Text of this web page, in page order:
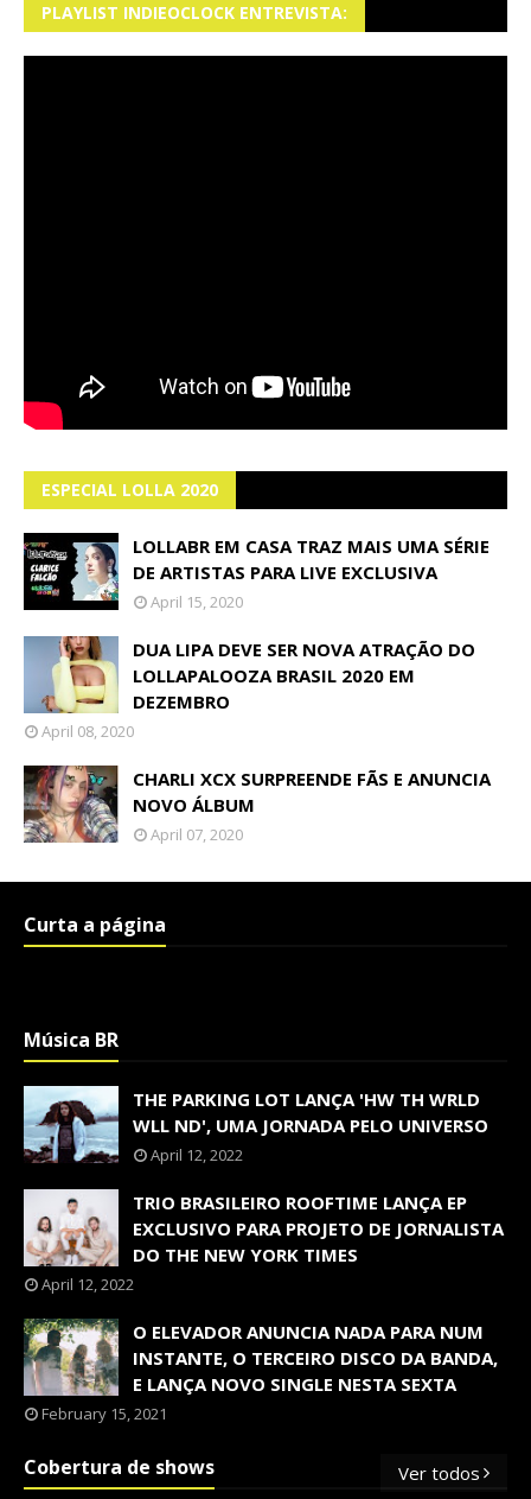
PLAYLIST INDIEOCLOCK ENTREVISTA:
ESPECIAL LOLLA 2020
LOLLABR EM CASA TRAZ MAIS UMA SÉRIE
DE ARTISTAS PARA LIVE EXCLUSIVA
April 15, 2020
DUA LIPA DEVE SER NOVA ATRAÇÃO DO
LOLLAPALOOZA BRASIL 2020 EM
DEZEMBRO
April 08, 2020
CHARLI XCX SURPREENDE FÃS E ANUNCIA
NOVO ÁLBUM
April 07, 2020
Curta a página
Música BR
THE PARKING LOT LANÇA 'HW TH WRLD
WLL ND', UMA JORNADA PELO UNIVERSO
April 12, 2022
TRIO BRASILEIRO ROOFTIME LANÇA EP
EXCLUSIVO PARA PROJETO DE JORNALISTA
DO THE NEW YORK TIMES
April 12, 2022
O ELEVADOR ANUNCIA NADA PARA NUM
INSTANTE, O TERCEIRO DISCO DA BANDA,
E LANÇA NOVO SINGLE NESTA SEXTA
February 15, 2021
Cobertura de shows Ver todos